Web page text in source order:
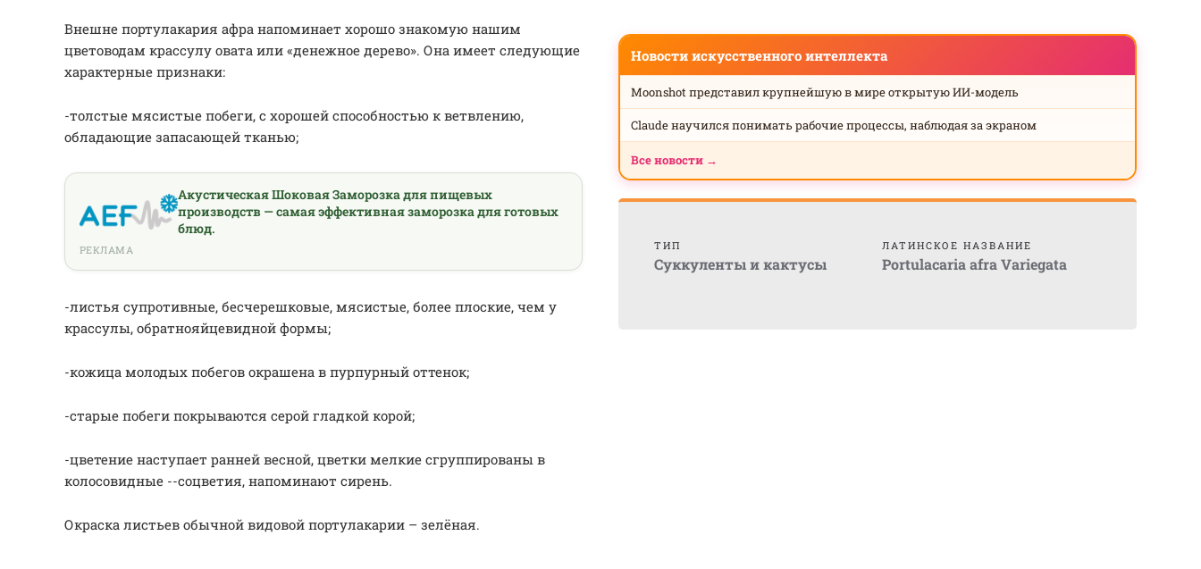
Внешне портулакария афра напоминает хорошо знакомую нашим
цветоводам крассулу овата или «денежное дерево». Она имеет следующие
характерные признаки:
-толстые мясистые побеги, с хорошей способностью к ветвлению,
обладающие запасающей тканью;
Акустическая Шоковая Заморозка для пищевых
производств — самая эффективная заморозка для готовых
блюд.
РЕКЛАМА
-листья супротивные, бесчерешковые, мясистые, более плоские, чем у
крассулы, обратнояйцевидной формы;
-кожица молодых побегов окрашена в пурпурный оттенок;
-старые побеги покрываются серой гладкой корой;
-цветение наступает ранней весной, цветки мелкие сгруппированы в
колосовидные --соцветия, напоминают сирень.
Окраска листьев обычной видовой портулакарии – зелёная.
Новости искусственного интеллекта
Moonshot представил крупнейшую в мире открытую ИИ-модель
Claude научился понимать рабочие процессы, наблюдая за экраном
Все новости →
ТИП
Суккуленты и кактусы
ЛАТИНСКОЕ НАЗВАНИЕ
Portulacaria afra Variegata